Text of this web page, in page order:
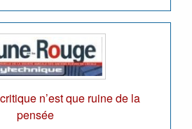
n’est que ruine de la
pensée